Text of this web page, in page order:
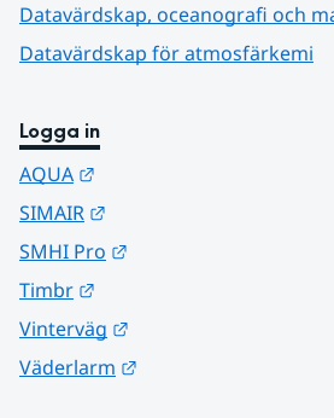
Datavärdskap, oceanografi och
Datavärdskap för atmosfärkemi
Logga in
AQUA
SIMAIR
SMHI Pro
Timbr
Vinterväg
Väderlarm